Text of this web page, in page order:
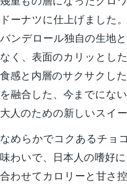
ドーナツに仕上げました。
バンデロール独自の生地
なく、表面のカリッとした
食感と内層のサクサクし
を融合した、今までにない
大人のための新しいスイー
なめらかでコクあるチョ
味わいで、日本人の嗜好に
合わせてカロリーと甘さ